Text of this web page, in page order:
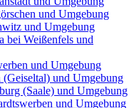
und Umgebung
und Umgebung
bei Weißenfels und
und Umgebung
und Umgebung
(Saale) und Umgebung
und Umgebung